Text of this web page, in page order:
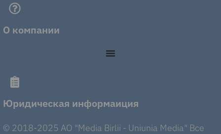
О компании
Юридическая информаиция
© 2018-2025 AO "Media Birlii - Uniunia Media" Все